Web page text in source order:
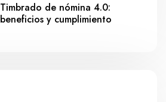
Timbrado de nómina 4.0:
beneficios y cumplimiento